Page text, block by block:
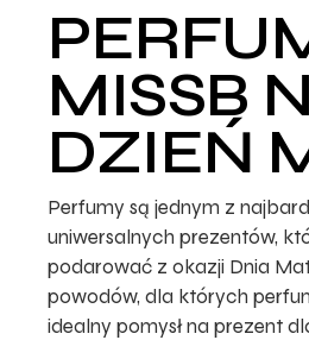
MISSB
DZIEŃ
Perfumy są jednym z
uniwersalnych prezentów,
podarować z okazji Dnia
powodów, dla których
idealny pomysł na prezent